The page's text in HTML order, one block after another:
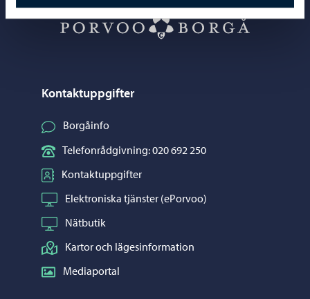
Porvoo – Gå
Kontaktuppgifter
Borgåinfo
Telefonrådgivning: 020 692 250
Kontaktuppgifter
Elektroniska tjänster (ePorvoo)
Nätbutik
Kartor och lägesinformation
Mediaportal